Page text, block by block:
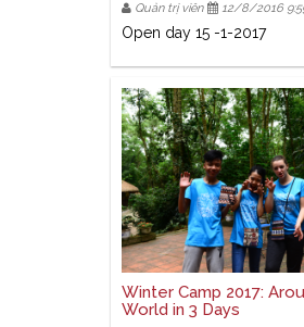
Quản trị viên 12/8/2016
Open day 15 -1-2017
Winter Camp 2017:
World in 3 Days